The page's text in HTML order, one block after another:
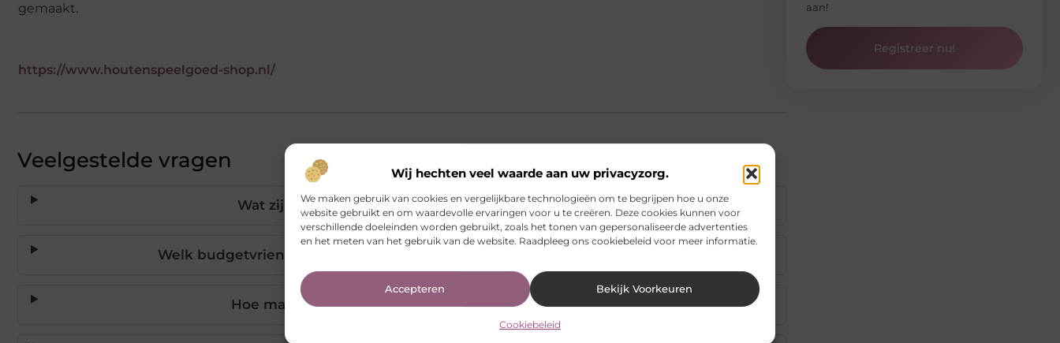
Wij hechten veel waarde aan uw privacyzorg.
We maken gebruik van cookies en vergelijkbare technologieën om te begrijpen hoe u onze
website gebruikt en om waardevolle ervaringen voor u te creëren. Deze cookies kunnen voor
verschillende doeleinden worden gebruikt, zoals het tonen van gepersonaliseerde advertenties
en het meten van het gebruik van de website. Raadpleeg ons cookiebeleid voor meer informatie.
Accepteren Bekijk Voorkeuren
Cookiebeleid
gemaakt.
https://www.houtenspeelgoed-shop.nl/
Veelgestelde vragen
Wat zijn de voordelen van houten speelgoed?
Welk budgetvriendelijk speelgoed is het beste voor jonge kinderen?
Hoe maak je zelf goedkoop speelgoed als slijm?
aan!
Registreer nu!